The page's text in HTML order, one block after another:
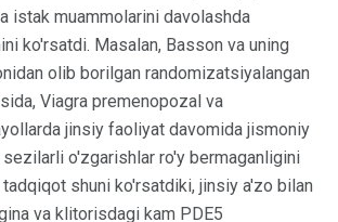
istak muammolarini davolashda
ko'rsatdi. Masalan, Basson va uning
olib borilgan randomizatsiyalangan
Viagra premenopozal va
jinsiy faoliyat davomida jismoniy
o'zgarishlar ro'y bermaganligini
tadqiqot shuni ko'rsatdiki, jinsiy a'zo bilan
va klitorisdagi kam PDE5